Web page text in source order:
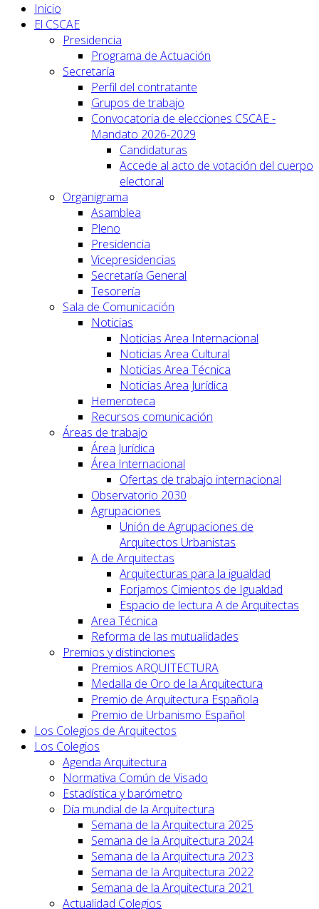
Inicio
El CSCAE
Presidencia
Programa de Actuación
Secretaría
Perfil del contratante
Grupos de trabajo
Convocatoria de elecciones CSCAE -
Mandato 2026-2029
Candidaturas
Accede al acto de votación del cuerpo
electoral
Organigrama
Asamblea
Pleno
Presidencia
Vicepresidencias
Secretaría General
Tesorería
Sala de Comunicación
Noticias
Noticias Area Internacional
Noticias Area Cultural
Noticias Area Técnica
Noticias Area Jurídica
Hemeroteca
Recursos comunicación
Áreas de trabajo
Área Jurídica
Área Internacional
Ofertas de trabajo internacional
Observatorio 2030
Agrupaciones
Unión de Agrupaciones de
Arquitectos Urbanistas
A de Arquitectas
Arquitecturas para la igualdad
Forjamos Cimientos de Igualdad
Espacio de lectura A de Arquitectas
Area Técnica
Reforma de las mutualidades
Premios y distinciones
Premios ARQUITECTURA
Medalla de Oro de la Arquitectura
Premio de Arquitectura Española
Premio de Urbanismo Español
Los Colegios de Arquitectos
Los Colegios
Agenda Arquitectura
Normativa Común de Visado
Estadística y barómetro
Día mundial de la Arquitectura
Semana de la Arquitectura 2025
Semana de la Arquitectura 2024
Semana de la Arquitectura 2023
Semana de la Arquitectura 2022
Semana de la Arquitectura 2021
Actualidad Colegios